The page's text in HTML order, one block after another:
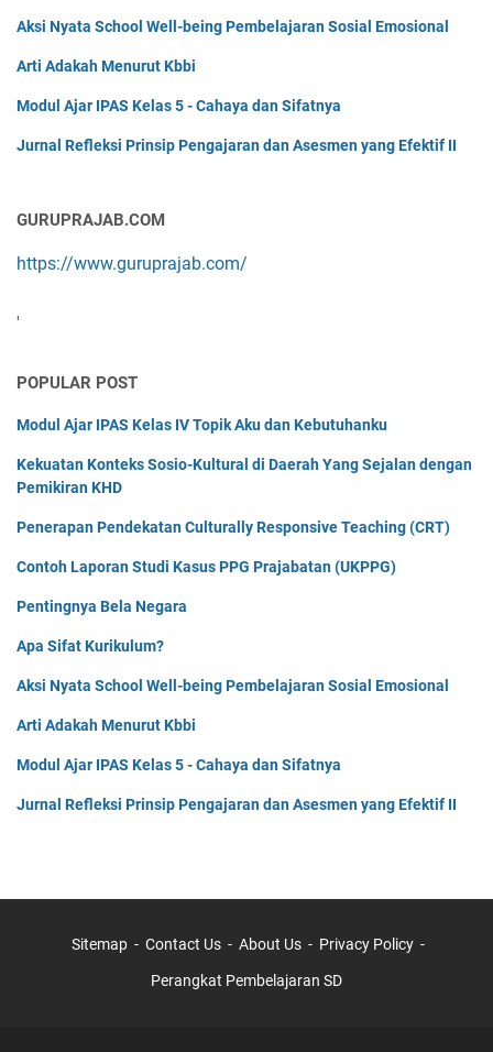
Aksi Nyata School Well-being Pembelajaran Sosial Emosional
Arti Adakah Menurut Kbbi
Modul Ajar IPAS Kelas 5 - Cahaya dan Sifatnya
Jurnal Refleksi Prinsip Pengajaran dan Asesmen yang Efektif II
GURUPRAJAB.COM
https://www.guruprajab.com/
'
POPULAR POST
Modul Ajar IPAS Kelas IV Topik Aku dan Kebutuhanku
Kekuatan Konteks Sosio-Kultural di Daerah Yang Sejalan dengan
Pemikiran KHD
Penerapan Pendekatan Culturally Responsive Teaching (CRT)
Contoh Laporan Studi Kasus PPG Prajabatan (UKPPG)
Pentingnya Bela Negara
Apa Sifat Kurikulum?
Aksi Nyata School Well-being Pembelajaran Sosial Emosional
Arti Adakah Menurut Kbbi
Modul Ajar IPAS Kelas 5 - Cahaya dan Sifatnya
Jurnal Refleksi Prinsip Pengajaran dan Asesmen yang Efektif II
Sitemap Contact Us About Us Privacy Policy
Perangkat Pembelajaran SD